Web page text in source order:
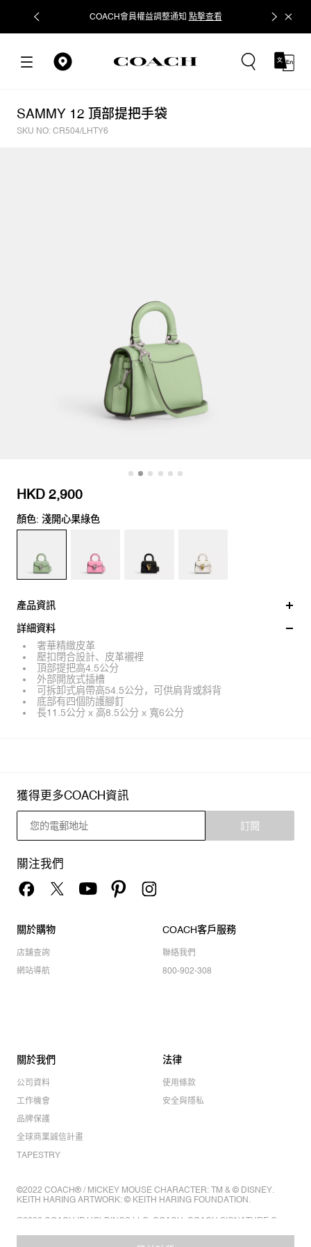
COACH會員權益調整通知 點擊查看 立即追蹤
SAMMY 12 頂部提把手袋
SKU NO: CR504/LHTY6
HKD 2,900
顏色: 淺開心果綠色
產品資訊
詳細資料
奢華精緻皮革
壓扣閉合設計、皮革襯裡
頂部提把高4.5公分
外部開放式插槽
可拆卸式肩帶高54.5公分，可供肩背或斜背
底部有四個防護腳釘
長11.5公分 x 高8.5公分 x 寬6公分
獲得更多COACH資訊
訂閱
關注我們
關於購物
店舖查詢
網站導航
COACH客戶服務
聯絡我們
800-902-308
關於我們
公司資料
工作機會
品牌保護
全球商業誠信計畫
TAPESTRY
法律
使用條款
安全與隱私
©2022 COACH® / MICKEY MOUSE CHARACTER: TM & © DISNEY.
KEITH HARING ARTWORK: © KEITH HARING FOUNDATION.
©2022 COACH IP HOLDINGS LLC. COACH, COACH SIGNATURE C